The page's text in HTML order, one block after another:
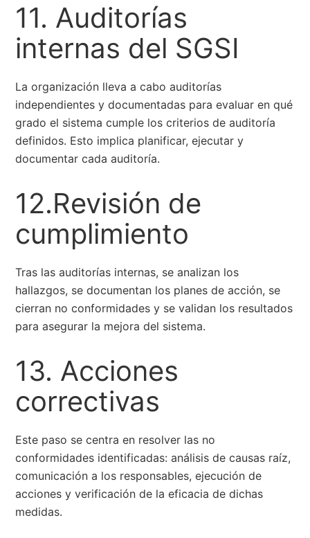
11. Auditorías
internas del SGSI
La organización lleva a cabo auditorías
independientes y documentadas para evaluar en qué
grado el sistema cumple los criterios de auditoría
definidos. Esto implica planificar, ejecutar y
documentar cada auditoría.
12.Revisión de
cumplimiento
Tras las auditorías internas, se analizan los
hallazgos, se documentan los planes de acción, se
cierran no conformidades y se validan los resultados
para asegurar la mejora del sistema.
13. Acciones
correctivas
Este paso se centra en resolver las no
conformidades identificadas: análisis de causas raíz,
comunicación a los responsables, ejecución de
acciones y verificación de la eficacia de dichas
medidas.